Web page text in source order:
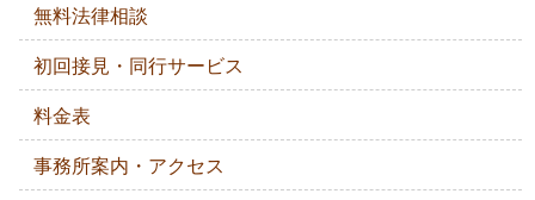
無料法律相談
初回接見・同行サービス
料金表
事務所案内・アクセス